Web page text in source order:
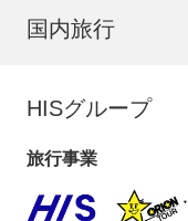
国内旅行
HISグループ
旅行事業